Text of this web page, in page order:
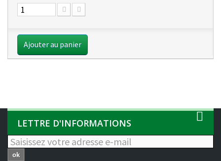
Ajouter au panier
LETTRE D'INFORMATIONS
ok